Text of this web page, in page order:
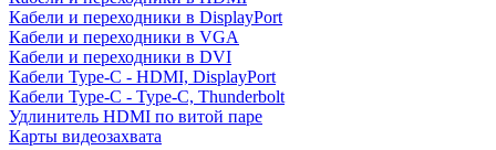
Кабели и переходники в DisplayPort
Кабели и переходники в VGA
Кабели и переходники в DVI
Кабели Type-C - HDMI, DisplayPort
Кабели Type-C - Type-C, Thunderbolt
Удлинитель HDMI по витой паре
Карты видеозахвата